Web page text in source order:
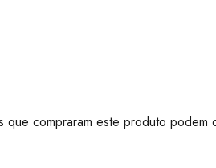
que compraram este produto podem